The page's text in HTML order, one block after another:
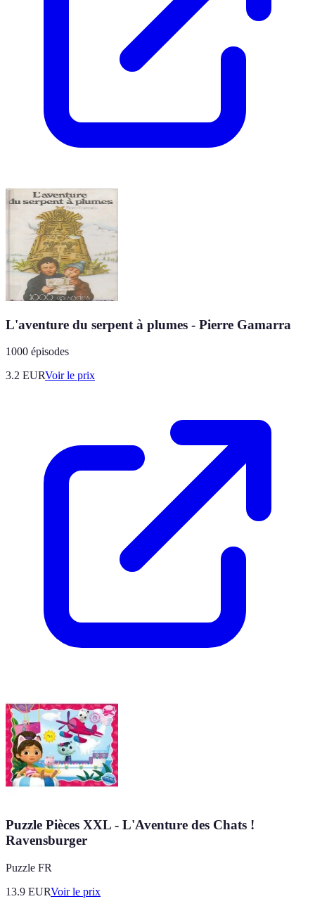
L'aventure du serpent à plumes - Pierre Gamarra
1000 épisodes
3.2 EURVoir le prix
Puzzle Pièces XXL - L'Aventure des Chats !
Ravensburger
Puzzle FR
13.9 EURVoir le prix